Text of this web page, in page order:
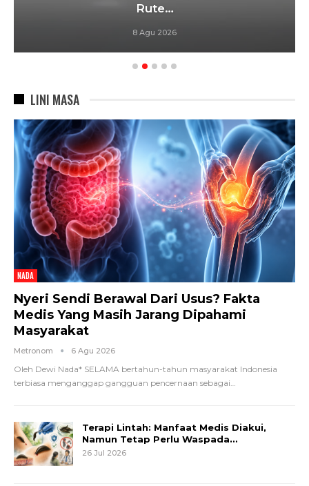
Rute…
8 Agu 2026
LINI MASA
NADA
Nyeri Sendi Berawal Dari Usus? Fakta
Medis Yang Masih Jarang Dipahami
Masyarakat
Metronom 6 Agu 2026
Oleh Dewi Nada* SELAMA bertahun-tahun masyarakat Indonesia
terbiasa menganggap gangguan pencernaan sebagai…
Terapi Lintah: Manfaat Medis Diakui,
Namun Tetap Perlu Waspada…
26 Jul 2026